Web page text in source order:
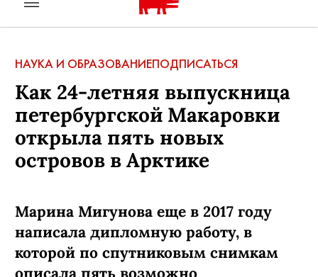
НАУКА И ОБРАЗОВАНИЕПОДПИСАТЬСЯ
Как 24-летняя выпускница
петербургской Макаровки
открыла пять новых
островов в Арктике
Марина Мигунова еще в 2017 году
написала дипломную работу, в
которой по спутниковым снимкам
описала пять возможно